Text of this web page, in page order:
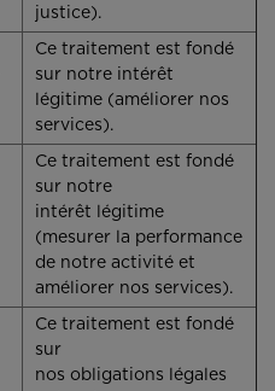
justice).
Ce traitement est fondé
sur notre intérêt
légitime (améliorer nos
services).
Ce traitement est fondé
sur notre
intérêt légitime
(mesurer la performance
de notre activité et
améliorer nos services).
Ce traitement est fondé
sur
nos obligations légales